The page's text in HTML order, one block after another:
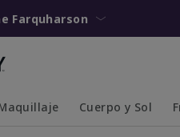
Farquharson
Cuerpo y Sol